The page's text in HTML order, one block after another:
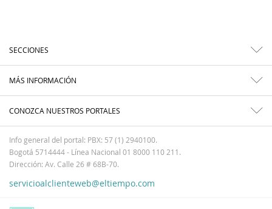
SECCIONES
MÁS INFORMACIÓN
CONOZCA NUESTROS PORTALES
Info general del portal: PBX: 57 (1) 2940100.
Bogotá 5714444 - Línea Nacional 01 8000 110 211.
Dirección: Av. Calle 26 # 68B-70.
servicioalclienteweb@eltiempo.com